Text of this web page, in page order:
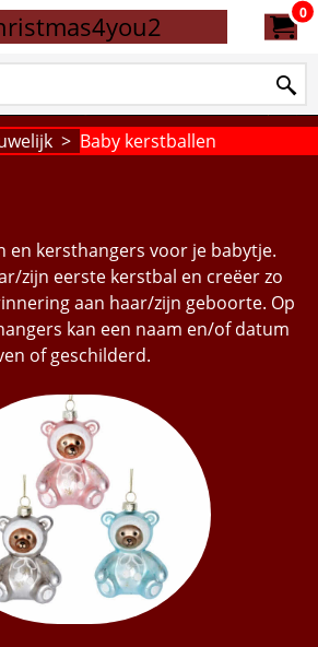
0
> Baby kerstballen
en kersthangers voor je babytje.
zijn eerste kerstbal en creëer zo
aan haar/zijn geboorte. Op
kan een naam en/of datum
of geschilderd.